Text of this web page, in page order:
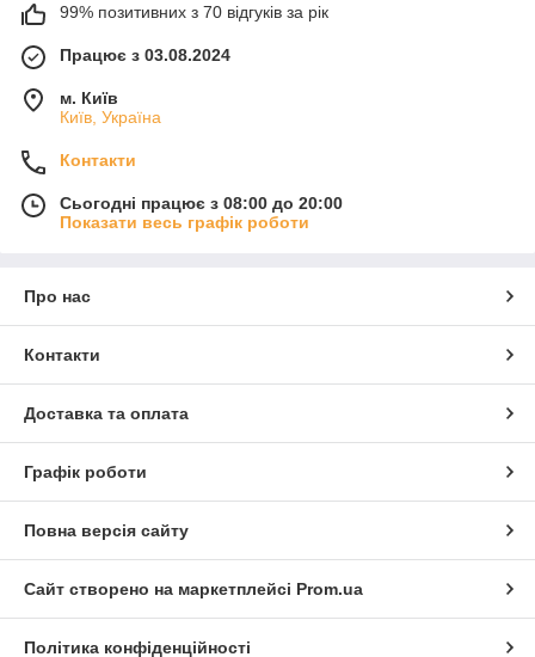
99% позитивних з 70 відгуків за рік
Працює з 03.08.2024
м. Київ
Київ, Україна
Контакти
Сьогодні працює з 08:00 до 20:00
Показати весь графік роботи
Про нас
Контакти
Доставка та оплата
Графік роботи
Повна версія сайту
Сайт створено на маркетплейсі Prom.ua
Політика конфіденційності